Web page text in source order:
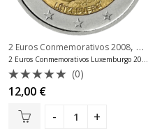
2 Euros Conmemorativos 2008, 2
2 Euros Conmemorativos Luxemburgo 2008 Moneda
Valorado
con
de
(0)
12,00 €